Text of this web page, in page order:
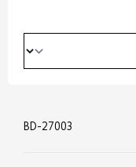
BD-27003